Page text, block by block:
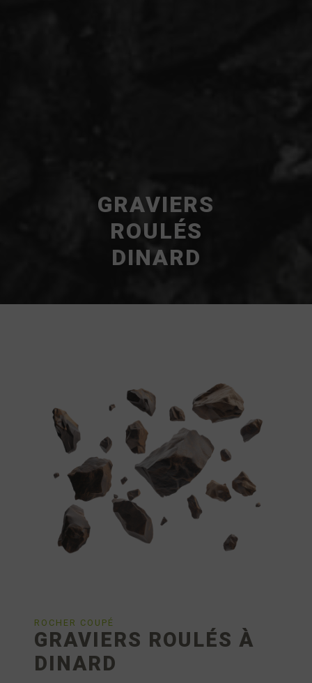
GRAVIERS
ROULÉS
DINARD
ROCHER COUPÉ
GRAVIERS ROULÉS À
DINARD